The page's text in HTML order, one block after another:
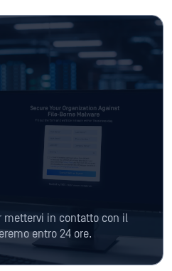
mettervi in contatto con il
entro 24 ore.